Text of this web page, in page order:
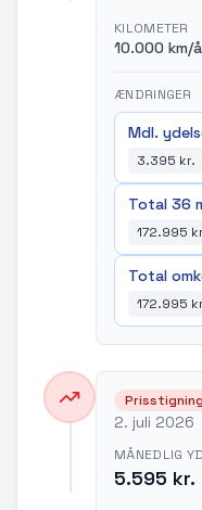
KILOMETER
10.000 km/
ÆNDRINGER
Mdl.
3.395 kr.
Total 36
172.995
Total
172.995
Prisstigning
2. juli 2026
MÅNEDLIG
5.595 kr.